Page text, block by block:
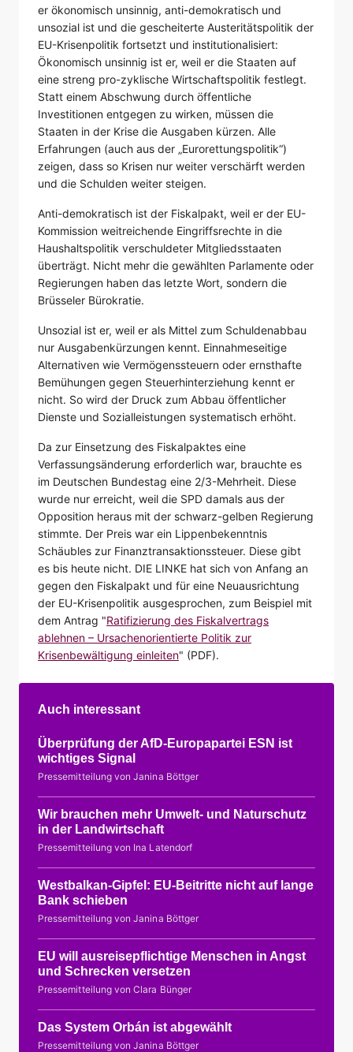
er ökonomisch unsinnig, anti-demokratisch und
unsozial ist und die gescheiterte Austeritätspolitik der
EU-Krisenpolitik fortsetzt und institutionalisiert:
Ökonomisch unsinnig ist er, weil er die Staaten auf
eine streng pro-zyklische Wirtschaftspolitik festlegt.
Statt einem Abschwung durch öffentliche
Investitionen entgegen zu wirken, müssen die
Staaten in der Krise die Ausgaben kürzen. Alle
Erfahrungen (auch aus der „Eurorettungspolitik“)
zeigen, dass so Krisen nur weiter verschärft werden
und die Schulden weiter steigen.
Anti-demokratisch ist der Fiskalpakt, weil er der EU-
Kommission weitreichende Eingriffsrechte in die
Haushaltspolitik verschuldeter Mitgliedsstaaten
überträgt. Nicht mehr die gewählten Parlamente oder
Regierungen haben das letzte Wort, sondern die
Brüsseler Bürokratie.
Unsozial ist er, weil er als Mittel zum Schuldenabbau
nur Ausgabenkürzungen kennt. Einnahmeseitige
Alternativen wie Vermögenssteuern oder ernsthafte
Bemühungen gegen Steuerhinterziehung kennt er
nicht. So wird der Druck zum Abbau öffentlicher
Dienste und Sozialleistungen systematisch erhöht.
Da zur Einsetzung des Fiskalpaktes eine
Verfassungsänderung erforderlich war, brauchte es
im Deutschen Bundestag eine 2/3-Mehrheit. Diese
wurde nur erreicht, weil die SPD damals aus der
Opposition heraus mit der schwarz-gelben Regierung
stimmte. Der Preis war ein Lippenbekenntnis
Schäubles zur Finanztransaktionssteuer. Diese gibt
es bis heute nicht. DIE LINKE hat sich von Anfang an
gegen den Fiskalpakt und für eine Neuausrichtung
der EU-Krisenpolitik ausgesprochen, zum Beispiel mit
dem Antrag "Ratifizierung des Fiskalvertrags
ablehnen – Ursachenorientierte Politik zur
Krisenbewältigung einleiten" (PDF).
Auch interessant
Überprüfung der AfD-Europapartei ESN ist
wichtiges Signal
Pressemitteilung von Janina Böttger
Wir brauchen mehr Umwelt- und Naturschutz
in der Landwirtschaft
Pressemitteilung von Ina Latendorf
Westbalkan-Gipfel: EU-Beitritte nicht auf lange
Bank schieben
Pressemitteilung von Janina Böttger
EU will ausreisepflichtige Menschen in Angst
und Schrecken versetzen
Pressemitteilung von Clara Bünger
Das System Orbán ist abgewählt
Pressemitteilung von Janina Böttger